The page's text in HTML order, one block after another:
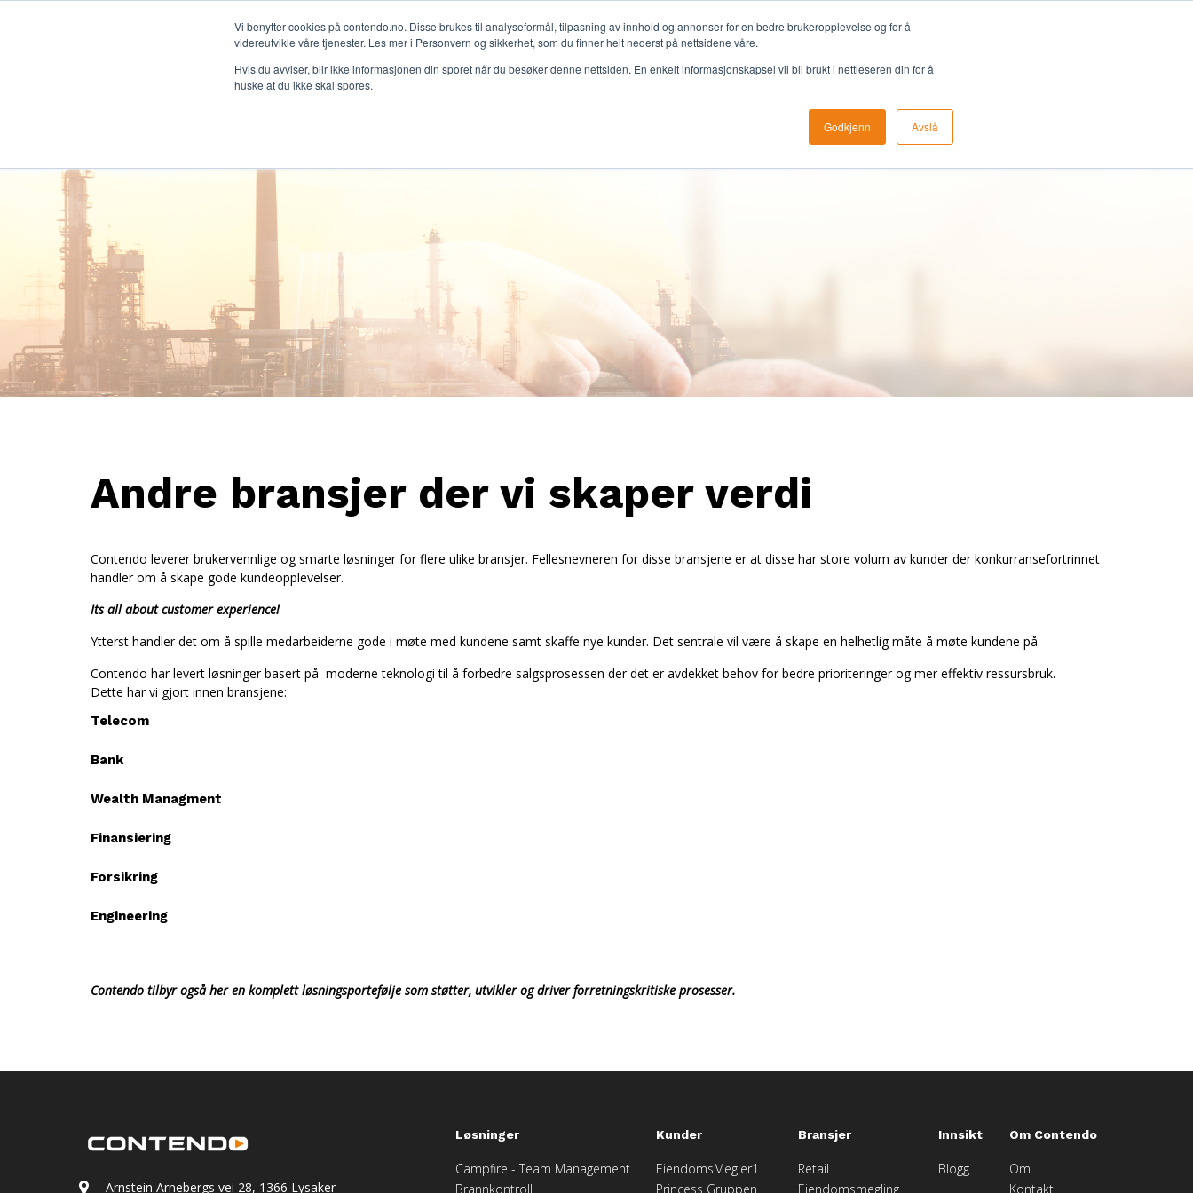
Vi benytter cookies på contendo.no. Disse brukes til analyseformål, tilpasning av innhold og annonser for en bedre brukeropplevelse og for å
videreutvikle våre tjenester. Les mer i Personvern og sikkerhet, som du finner helt nederst på nettsidene våre.
Hvis du avviser, blir ikke informasjonen din sporet når du besøker denne nettsiden. En enkelt informasjonskapsel vil bli brukt i nettleseren din for å
huske at du ikke skal spores.
Godkjenn Avslå
VÅRE LØSNINGER KUNDER
Andre bransjer der vi skaper verdi
Contendo leverer brukervennlige og smarte løsninger for flere ulike bransjer. Fellesnevneren for disse bransjene er at disse har store volum av kunder der konkurransefortrinnet
handler om å skape gode kundeopplevelser.
Its all about customer experience!
Ytterst handler det om å spille medarbeiderne gode i møte med kundene samt skaffe nye kunder. Det sentrale vil være å skape en helhetlig måte å møte kundene på.
Contendo har levert løsninger basert på moderne teknologi til å forbedre salgsprosessen der det er avdekket behov for bedre prioriteringer og mer effektiv ressursbruk.
Dette har vi gjort innen bransjene:
Telecom
Bank
Wealth Managment
Finansiering
Forsikring
Engineering
Contendo tilbyrogså heren komplett løsningsportefølje som støtter, utvikler og driver forretningskritiske prosesser.
Arnstein Arnebergs vei 28, 1366 Lysaker
Løsninger
Campfire - Team Management
Brannkontroll
Kunder
EiendomsMegler1
Princess Gruppen
Bransjer
Retail
Eiendomsmegling
Innsikt
Blogg
Om Contendo
Om
Kontakt